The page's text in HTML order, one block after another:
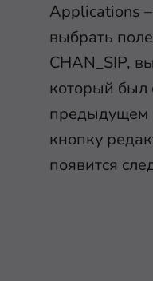
Applications
выбрать
CHAN_SIP,
который был
предыдущем
кнопку
появится